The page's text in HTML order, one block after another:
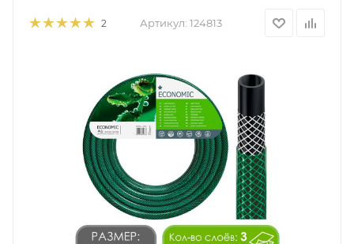
2 Артикул: 124813